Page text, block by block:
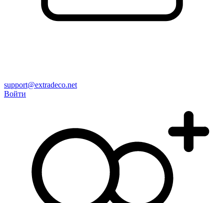
support@extradeco.net
Войти